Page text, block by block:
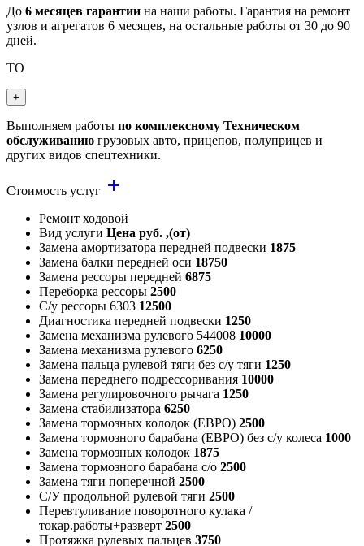
До 6 месяцев гарантии на наши работы. Гарантия на ремонт
узлов и агрегатов 6 месяцев, на остальные работы от 30 до 90
дней.
ТО
+
Выполняем работы по комплексному Техническом
обслуживанию грузовых авто, прицепов, полуприцев и
других видов спецтехники.
Стоимость услуг add
Ремонт ходовой
Вид услуги Цена руб. ,(от)
Замена амортизатора передней подвески 1875
Замена балки передней оси 18750
Замена рессоры передней 6875
Переборка рессоры 2500
С/у рессоры 6303 12500
Диагностика передней подвески 1250
Замена механизма рулевого 544008 10000
Замена механизма рулевого 6250
Замена пальца рулевой тяги без с/у тяги 1250
Замена переднего подрессоривания 10000
Замена регулировочного рычага 1250
Замена стабилизатора 6250
Замена тормозных колодок (ЕВРО) 2500
Замена тормозного барабана (ЕВРО) без с/у колеса 1000
Замена тормозных колодок 1875
Замена тормозного барабана с/о 2500
Замена тяги поперечной 2500
С/У продольной рулевой тяги 2500
Перевтуливание поворотного кулака /
токар.работы+разверт 2500
Протяжка рулевых пальцев 3750